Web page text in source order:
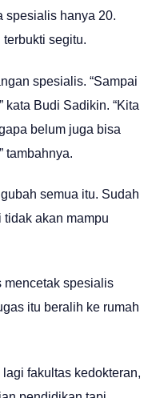
spesialis hanya 20.
segitu.
spesialis. “Sampai
kata Budi Sadikin. “Kita
belum juga bisa
tambahnya.
semua itu. Sudah
akan mampu
mencetak spesialis
itu beralih ke rumah
fakultas kedokteran,